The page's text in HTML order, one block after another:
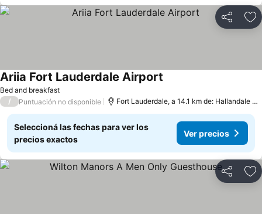
Compartir
Bed and breakfast
Ariia Fort Lauderdale Airport
/ Puntuación no disponible Fort Lauderdale, a 14.1 km de: Hallandale Beach
Seleccioná las fechas para ver los
precios exactos
Ver precios
Compartir